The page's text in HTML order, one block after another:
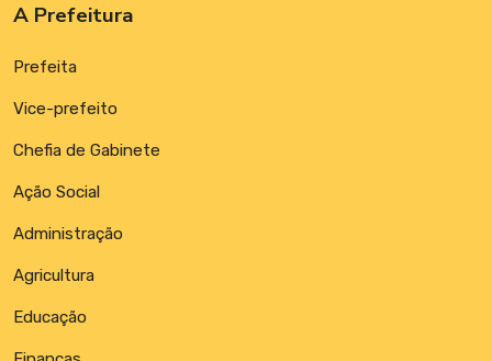
A Prefeitura
Prefeita
Vice-prefeito
Chefia de Gabinete
Ação Social
Administração
Agricultura
Educação